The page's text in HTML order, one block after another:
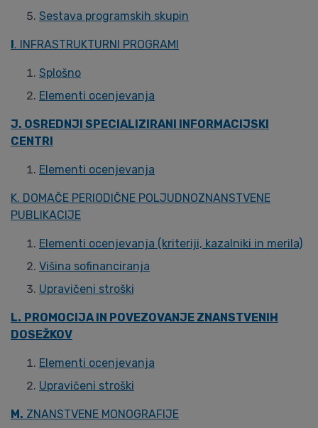
Sestava programskih skupin
I. INFRASTRUKTURNI PROGRAMI
Splošno
Elementi ocenjevanja
J. OSREDNJI SPECIALIZIRANI INFORMACIJSKI
CENTRI
Elementi ocenjevanja
K. DOMAČE PERIODIČNE POLJUDNOZNANSTVENE
PUBLIKACIJE
Elementi ocenjevanja (kriteriji, kazalniki in merila)
Višina sofinanciranja
Upravičeni stroški
L. PROMOCIJA IN POVEZOVANJE ZNANSTVENIH
DOSEŽKOV
Elementi ocenjevanja
Upravičeni stroški
M. ZNANSTVENE MONOGRAFIJE